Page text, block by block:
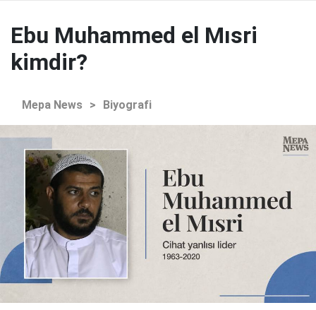
Ebu Muhammed el Mısri
kimdir?
Mepa News > Biyografi